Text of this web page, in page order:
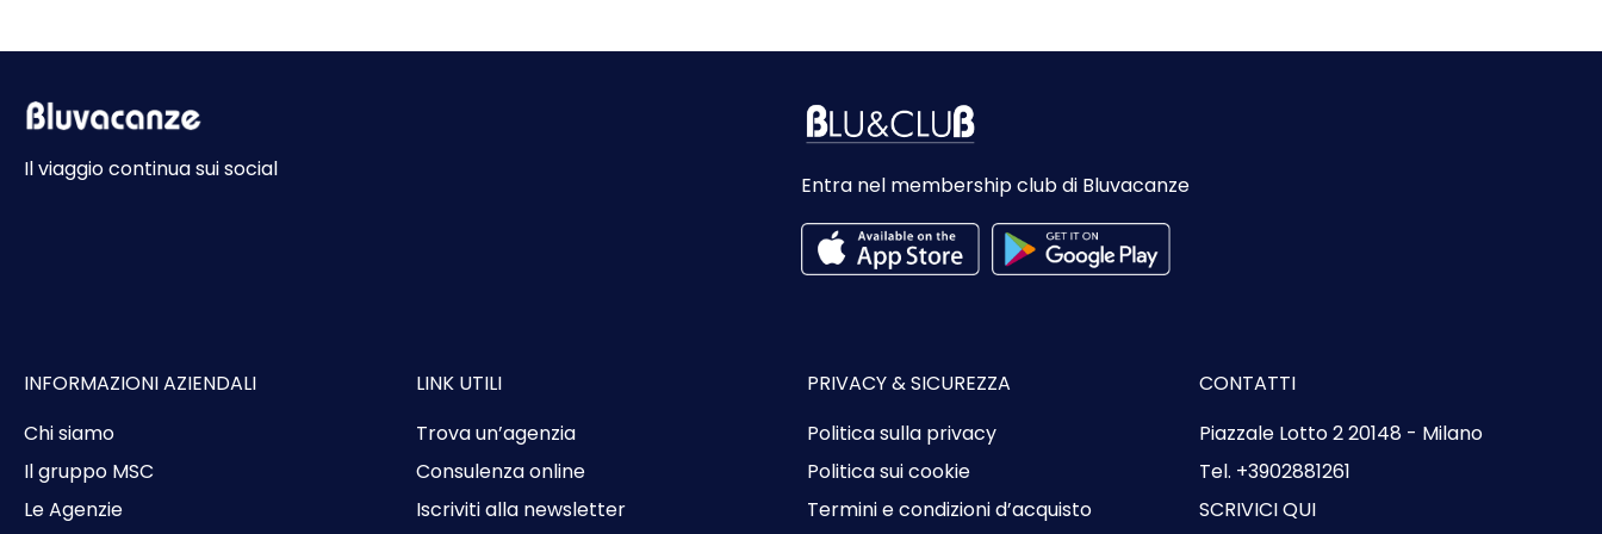
Il viaggio continua sui social
Entra nel membership club di Bluvacanze
INFORMAZIONI AZIENDALI
Chi siamo
Il gruppo MSC
Le Agenzie
LINK UTILI
Trova un’agenzia
Consulenza online
Iscriviti alla newsletter
PRIVACY & SICUREZZA
Politica sulla privacy
Politica sui cookie
Termini e condizioni d’acquisto
CONTATTI
Piazzale Lotto 2 20148 - Milano
Tel. +3902881261
SCRIVICI QUI